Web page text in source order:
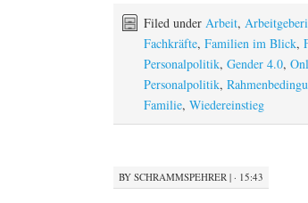
Filed under Arbeit,
Fachkräfte, Familien im Blick,
Personalpolitik, Gender 4.0,
Personalpolitik,
Familie, Wiedereinstieg
BY SCHRAMMSPEHRER | · 15:43